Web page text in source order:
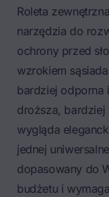
Roleta
narzędzia do
ochrony przed
wzrokiem
bardziej odporna
droższa, bardziej
wygląda
jednej
dopasowany do
budżetu i